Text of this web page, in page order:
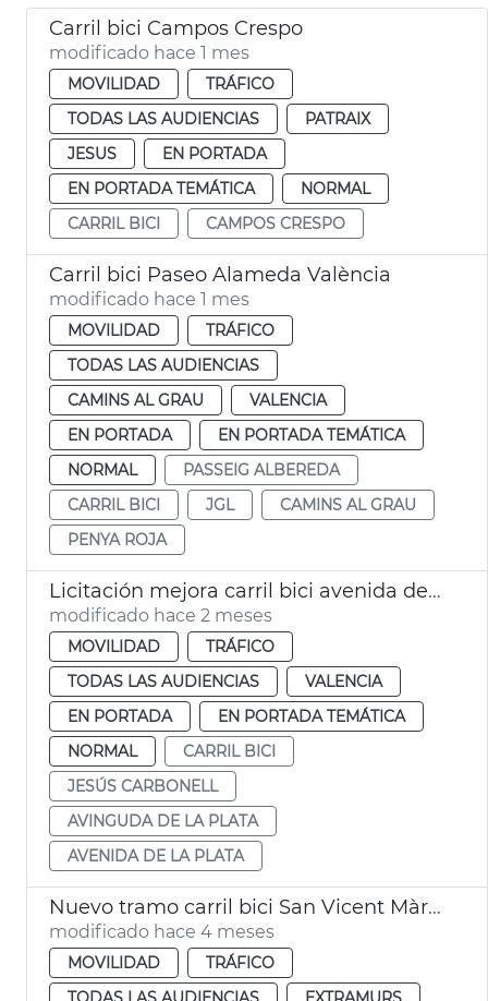
Carril bici Campos Crespo
modificado hace 1 mes
MOVILIDAD
TRÁFICO
TODAS LAS AUDIENCIAS
PATRAIX
JESUS
EN PORTADA
EN PORTADA TEMÁTICA
NORMAL
CARRIL BICI
CAMPOS CRESPO
Carril bici Paseo Alameda València
modificado hace 1 mes
MOVILIDAD
TRÁFICO
TODAS LAS AUDIENCIAS
CAMINS AL GRAU
VALENCIA
EN PORTADA
EN PORTADA TEMÁTICA
NORMAL
PASSEIG ALBEREDA
CARRIL BICI
JGL
CAMINS AL GRAU
PENYA ROJA
Licitación mejora carril bici avenida de La Plata València
modificado hace 2 meses
MOVILIDAD
TRÁFICO
TODAS LAS AUDIENCIAS
VALENCIA
EN PORTADA
EN PORTADA TEMÁTICA
NORMAL
CARRIL BICI
JESÚS CARBONELL
AVINGUDA DE LA PLATA
AVENIDA DE LA PLATA
Nuevo tramo carril bici San Vicent Màrtir València
modificado hace 4 meses
MOVILIDAD
TRÁFICO